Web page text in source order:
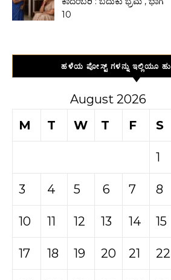
10
ಹಳೆಯ ಪೋಸ್ಟ್ ಗಳನ್ನು ಇಲ್ಲಿಯೂ
August 2026
M
T W T F S
1
3 4 5 6 7 8
10 11 12 13 14 15
17 18 19 20 21 22